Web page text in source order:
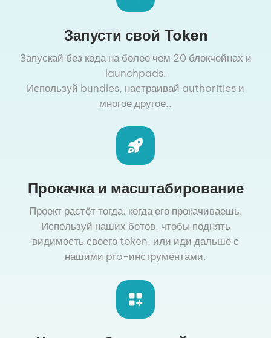
Запусти свой Token
Запускай без кода на более чем 20 блокчейнах и
launchpads.
Используй bundles, настраивай authorities и
многое другое..
Прокачка и масштабирование
Проект растёт тогда, когда его прокачиваешь.
Используй наших ботов, чтобы поднять
видимость своего token, или иди дальше с
нашими pro-инструментами.